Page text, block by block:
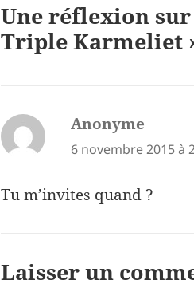
Une réflexion sur
Triple Karmeliet
Anonyme
6 novembre 2015 à
Tu m’invites quand ?
Laisser un